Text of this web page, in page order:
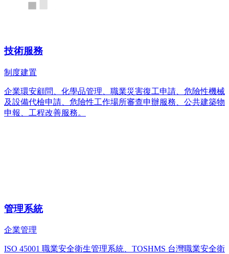
技術服務
制度建置
企業環安顧問、化學品管理、職業災害復工申請、危險性機械
及設備代檢申請、危險性工作場所審查申辦服務、公共建築物
申報、工程改善服務。
管理系統
企業管理
ISO 45001 職業安全衛生管理系統、TOSHMS 台灣職業安全衛